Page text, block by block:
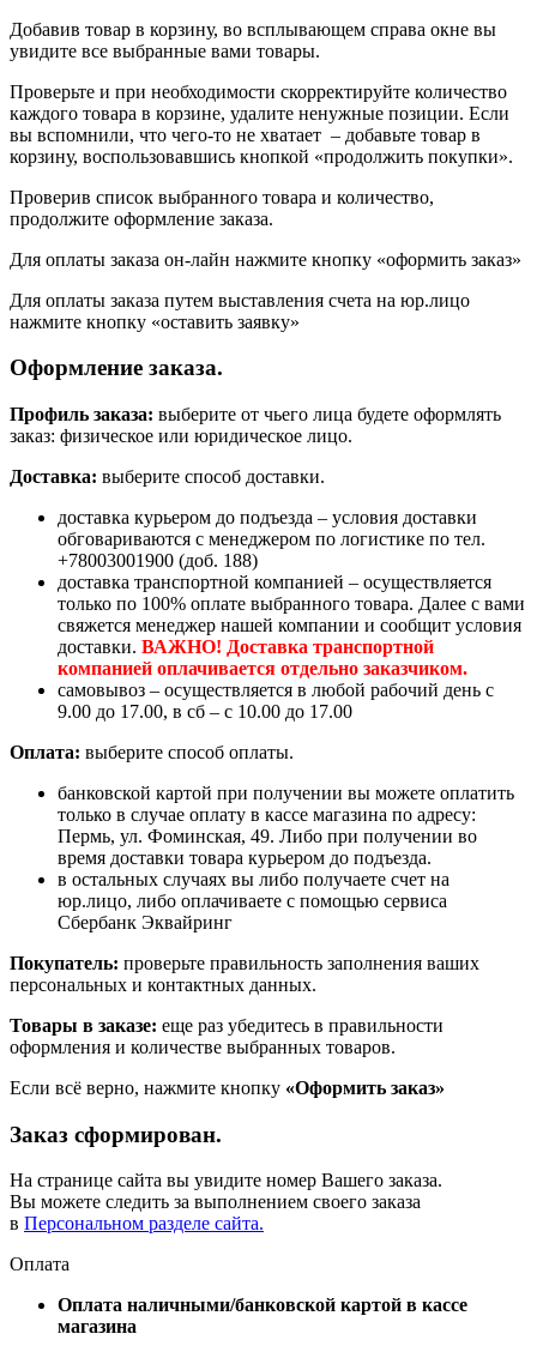
Добавив товар в корзину, во всплывающем справа окне вы
увидите все выбранные вами товары.
Проверьте и при необходимости скорректируйте количество
каждого товара в корзине, удалите ненужные позиции. Если
вы вспомнили, что чего-то не хватает – добавьте товар в
корзину, воспользовавшись кнопкой «продолжить покупки».
Проверив список выбранного товара и количество,
продолжите оформление заказа.
Для оплаты заказа он-лайн нажмите кнопку «оформить заказ»
Для оплаты заказа путем выставления счета на юр.лицо
нажмите кнопку «оставить заявку»
Оформление заказа.
Профиль заказа: выберите от чьего лица будете оформлять
заказ: физическое или юридическое лицо.
Доставка: выберите способ доставки.
доставка курьером до подъезда – условия доставки
обговариваются с менеджером по логистике по тел.
+78003001900 (доб. 188)
доставка транспортной компанией – осуществляется
только по 100% оплате выбранного товара. Далее с вами
свяжется менеджер нашей компании и сообщит условия
доставки. ВАЖНО! Доставка транспортной
компанией оплачивается отдельно заказчиком.
самовывоз – осуществляется в любой рабочий день с
9.00 до 17.00, в сб – с 10.00 до 17.00
Оплата: выберите способ оплаты.
банковской картой при получении вы можете оплатить
только в случае оплату в кассе магазина по адресу:
Пермь, ул. Фоминская, 49. Либо при получении во
время доставки товара курьером до подъезда.
в остальных случаях вы либо получаете счет на
юр.лицо, либо оплачиваете с помощью сервиса
Сбербанк Эквайринг
Покупатель: проверьте правильность заполнения ваших
персональных и контактных данных.
Товары в заказе: еще раз убедитесь в правильности
оформления и количестве выбранных товаров.
Если всё верно, нажмите кнопку «Оформить заказ»
Заказ сформирован.
На странице сайта вы увидите номер Вашего заказа.
Вы можете следить за выполнением своего заказа
в Персональном разделе сайта.
Оплата
Оплата наличными/банковской картой в кассе
магазина